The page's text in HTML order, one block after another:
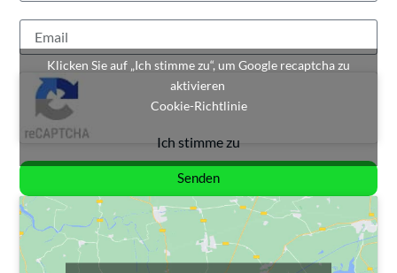
Klicken Sie auf „Ich stimme zu“, um Google recaptcha zu
aktivieren
Cookie-Richtlinie
Ich stimme zu
Senden